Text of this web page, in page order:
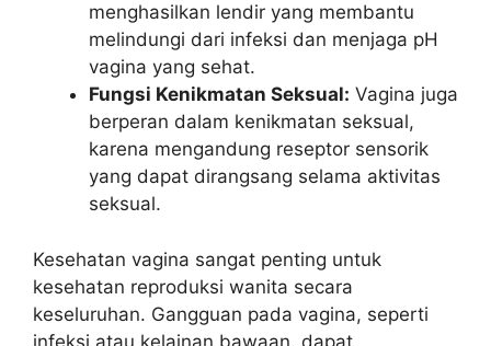
menghasilkan lendir yang membantu
melindungi dari infeksi dan menjaga pH
vagina yang sehat.
Fungsi Kenikmatan Seksual: Vagina juga
berperan dalam kenikmatan seksual,
karena mengandung reseptor sensorik
yang dapat dirangsang selama aktivitas
seksual.
Kesehatan vagina sangat penting untuk
kesehatan reproduksi wanita secara
keseluruhan. Gangguan pada vagina, seperti
infeksi atau kelainan bawaan, dapat